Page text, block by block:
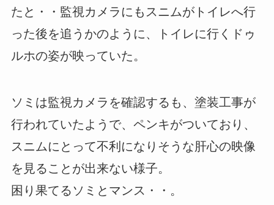
たと・・監視カメラにもスニムがトイレへ行
った後を追うかのように、トイレに行くドゥ
ルホの姿が映っていた。
ソミは監視カメラを確認するも、塗装工事が
行われていたようで、ペンキがついており、
スニムにとって不利になりそうな肝心の映像
を見ることが出来ない様子。
困り果てるソミとマンス・・。